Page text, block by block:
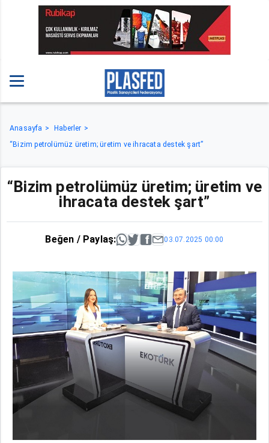
Anasayfa
Haberler
“Bizim petrolümüz üretim; üretim ve ihracata destek şart”
“Bizim petrolümüz üretim; üretim ve
ihracata destek şart”
Beğen / Paylaş: 03.07.2025 00:00